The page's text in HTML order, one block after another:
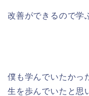
改善ができるので学
僕も学んでいたかっ
生を歩んでいたと思